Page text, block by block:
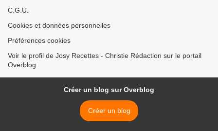
C.G.U.
Cookies et données personnelles
Préférences cookies
Voir le profil de Josy Recettes - Christie Rédaction sur le portail
Overblog
Créer un blog sur Overblog
Créer un blog